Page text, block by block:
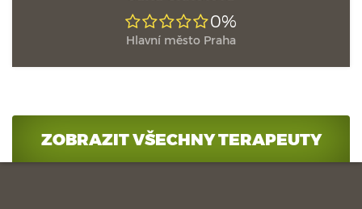
0%
Hlavní město Praha
ZOBRAZIT VŠECHNY TERAPEUTY